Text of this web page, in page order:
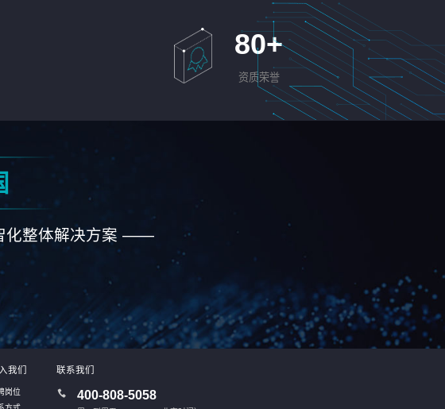
80+
资质荣誉
化整体解决方案 ——
我们
岗位
联系我们
400-808-5058